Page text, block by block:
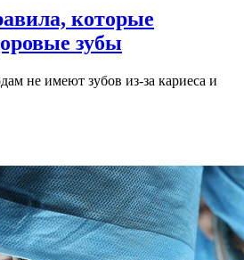
которые
зубы
не имеют зубов из-за кариеса и